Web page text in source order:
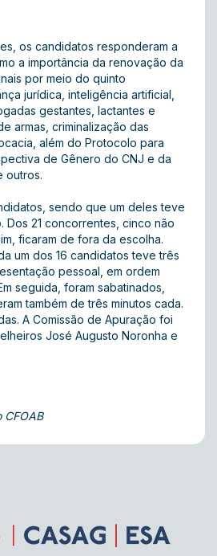
os candidatos responderam a
a importância da renovação da
por meio do quinto
jurídica, inteligência artificial,
gestantes, lactantes e
armas, criminalização das
além do Protocolo para
de Gênero do CNJ e da
outros.
sendo que um deles teve
Dos 21 concorrentes, cinco não
ficaram de fora da escolha.
um dos 16 candidatos teve três
pessoal, em ordem
seguida, foram sabatinados,
também de três minutos cada.
A Comissão de Apuração foi
José Augusto Noronha e
CFOAB